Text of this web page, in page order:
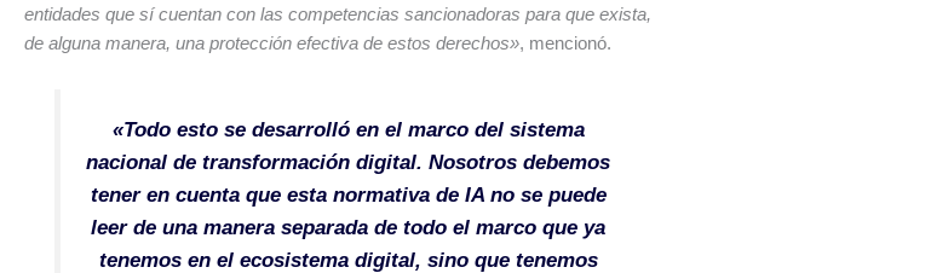
entidades que sí cuentan con las competencias sancionadoras para que exista,
de alguna manera, una protección efectiva de estos derechos», mencionó.
«Todo esto se desarrolló en el marco del sistema
nacional de transformación digital. Nosotros debemos
tener en cuenta que esta normativa de IA no se puede
leer de una manera separada de todo el marco que ya
tenemos en el ecosistema digital, sino que tenemos